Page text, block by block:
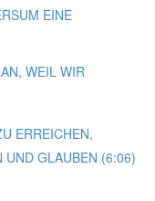
EINE
WEIL WIR
ERREICHEN,
UND GLAUBEN (6:06)